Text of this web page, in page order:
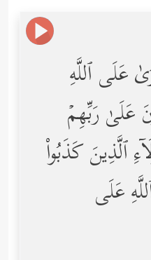
عَلَى ٱللَّهِ
عَلَىٰ رَبِّهِمۡ
ٱلَّذِینَ كَذَبُواْ
عَلَى